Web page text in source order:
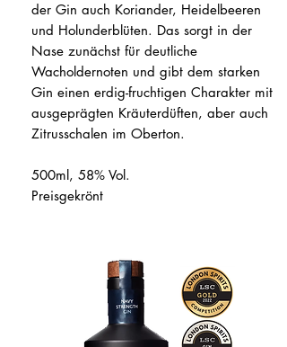
der Gin auch Koriander, Heidelbeeren
und Holunderblüten. Das sorgt in der
Nase zunächst für deutliche
Wacholdernoten und gibt dem starken
Gin einen erdig-fruchtigen Charakter mit
ausgeprägten Kräuterdüften, aber auch
Zitrusschalen im Oberton.
500ml, 58% Vol.
Preisgekrönt